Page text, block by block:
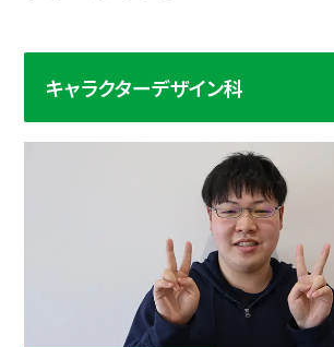
キャラクターデザイン科